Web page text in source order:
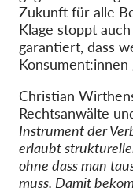
Zukunft für alle
Klage stoppt
garantiert, dass
Konsument:innen
Christian
Rechtsanwälte
Instrument der
erlaubt
ohne dass man
muss. Damit